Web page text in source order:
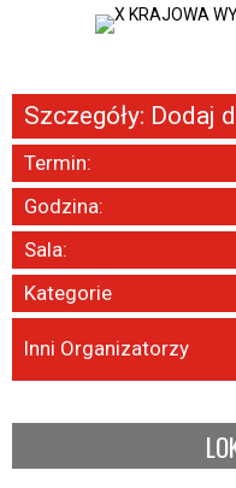
Szczegóły: Dodaj
Termin:
Godzina:
Sala:
Kategorie
Inni Organizatorzy